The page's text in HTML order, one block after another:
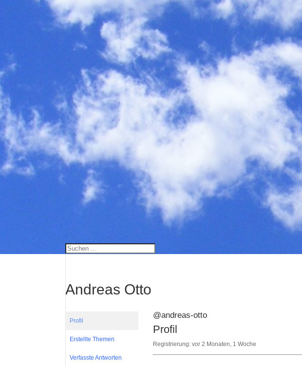
Andreas Otto
Profil
Erstellte Themen
Verfasste Antworten
@andreas-otto
Profil
Registrierung: vor 2 Monaten, 1 Woche